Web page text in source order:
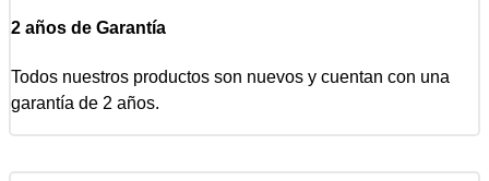
2 años de Garantía
Todos nuestros productos son nuevos y cuentan con una
garantía de 2 años.